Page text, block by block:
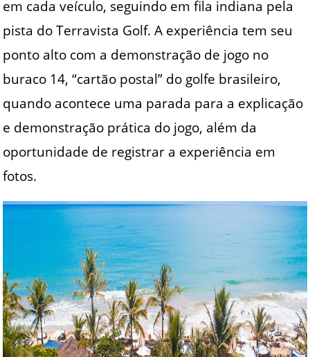
em cada veículo, seguindo em fila indiana pela
pista do Terravista Golf. A experiência tem seu
ponto alto com a demonstração de jogo no
buraco 14, “cartão postal” do golfe brasileiro,
quando acontece uma parada para a explicação
e demonstração prática do jogo, além da
oportunidade de registrar a experiência em
fotos.